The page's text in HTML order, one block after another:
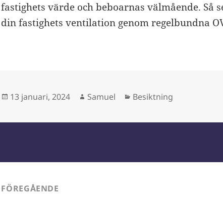
fastighets värde och beboarnas välmående. Så
din fastighets ventilation genom regelbundna
Postat
13 januari, 2024 Författare
Samuel Kategorier
Besiktning
FÖREGÅENDE